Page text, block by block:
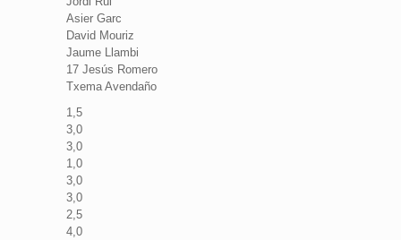
Asier Garc
David Mouriz
Jaume Llambi
17 Jesús Romero
Txema Avendaño
1,5
3,0
3,0
1,0
3,0
3,0
2,5
4,0